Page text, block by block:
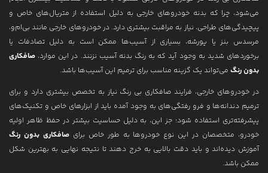
می‌شود، چرا که بدنه خودروهای خارجی به دلیل استفاده از متریال‌های خاص و
پیچیدگی‌های طراحی، نیاز به مراقبت بیشتری دارد. در خودروهای خارجی مانند بی‌ام‌و،
مرسدس بنز یا پورشه، بسیاری از آسیب‌ها ممکن است به دلیل تصادفات یا
برخوردهای شدید به وجود آید که به رنگ بدنه آسیب نزنند. در این موارد، صافکاری
بدون رنگ می‌تواند یک گزینه مناسب برای ترمیم این آسیب‌ها باشد.
در خودروهای خارجی، فرایند صافکاری بی رنگ نیاز به تخصص بیشتری دارد و برای
ترمیم دندانه‌ها و فرو رفتگی‌های به وجود آمده باید از ابزارهای خاص و تکنیک‌های
پیشرفته‌تری استفاده شود؛ جز این، به دلیل حساسیت بیشتر در حفظ ظاهر اولیه
خودرو، متخصصان در این نوع خودروها به طور خاص برایصافکاری بدون رنگ
آموزش دیده‌اند و باید دقت بالایی به خرج دهند تا نتیجه نهایی به بهترین شکل
ممکن باشد.